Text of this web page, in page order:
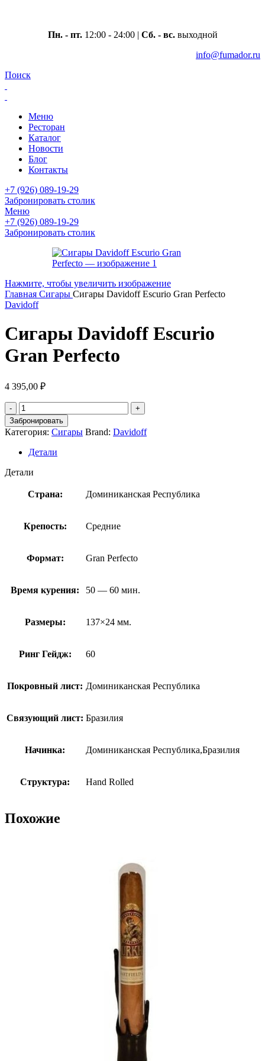
Пн. - пт.12:00 - 24:00 | Сб. - вс.выходной
info@fumador.ru
Поиск
Меню
Ресторан
Каталог
Новости
Блог
Контакты
+7 (926) 089-19-29
Забронировать столик
Меню
+7 (926) 089-19-29
Забронировать столик
Нажмите, чтобы увеличить изображение
Главная Сигары Сигары Davidoff Escurio Gran Perfecto
Davidoff
Сигары Davidoff Escurio
Gran Perfecto
4 395,00 ₽
Забронировать
Категория: Сигары Brand: Davidoff
Детали
Детали
Страна: Доминиканская Республика
Крепость: Средние
Формат: Gran Perfecto
Время курения: 50 — 60 мин.
Размеры: 137×24 мм.
Ринг Гейдж: 60
Покровный лист: Доминиканская Республика
Связующий лист: Бразилия
Начинка: Доминиканская Республика,Бразилия
Структура: Hand Rolled
Похожие